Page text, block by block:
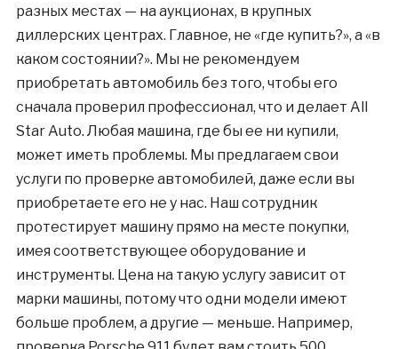
разных местах — на аукционах, в крупных
диллерских центрах. Главное, не «где купить?», а «в
каком состоянии?». Мы не рекомендуем
приобретать автомобиль без того, чтобы его
сначала проверил профессионал, что и делает All
Star Auto. Любая машина, где бы ее ни купили,
может иметь проблемы. Мы предлагаем свои
услуги по проверке автомобилей, даже если вы
приобретаете его не у нас. Наш сотрудник
протестирует машину прямо на месте покупки,
имея соответствующее оборудование и
инструменты. Цена на такую услугу зависит от
марки машины, потому что одни модели имеют
больше проблем, а другие — меньше. Например,